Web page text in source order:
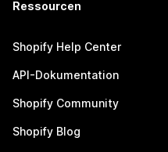
Ressourcen
Shopify Help Center
API-Dokumentation
Shopify Community
Shopify Blog